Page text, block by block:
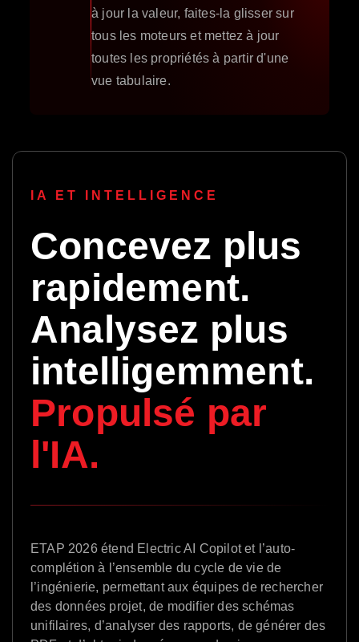
à jour la valeur, faites-la glisser sur
tous les moteurs et mettez à jour
toutes les propriétés à partir d'une
vue tabulaire.
IA ET INTELLIGENCE
Concevez plus
rapidement.
Analysez plus
intelligemment.
Propulsé par
l'IA.
ETAP 2026 étend Electric AI Copilot et l’auto-
complétion à l’ensemble du cycle de vie de
l’ingénierie, permettant aux équipes de rechercher
des données projet, de modifier des schémas
unifilaires, d’analyser des rapports, de générer des